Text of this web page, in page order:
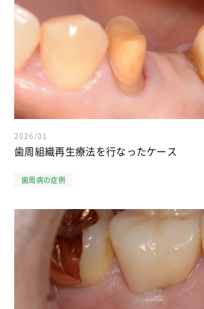
2026/01
歯周組織再生療法を行なったケース
歯周病の症例